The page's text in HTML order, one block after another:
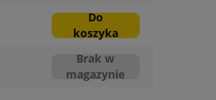
Do
koszyka
Brak w
magazynie